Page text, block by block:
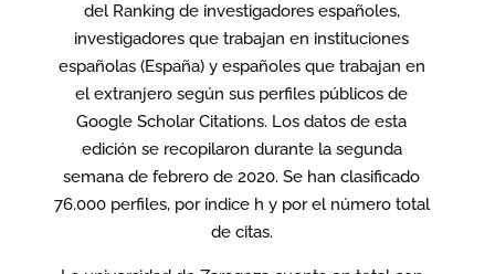
del Ranking de investigadores españoles,
investigadores que trabajan en instituciones
españolas (España) y españoles que trabajan en
el extranjero según sus perfiles públicos de
Google Scholar Citations. Los datos de esta
edición se recopilaron durante la segunda
semana de febrero de 2020. Se han clasificado
76.000 perfiles, por índice h y por el número total
de citas.